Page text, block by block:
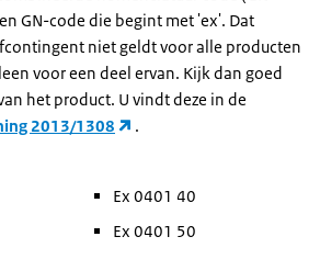
GN-code die begint met 'ex'. Dat
niet geldt voor alle producten
voor een deel ervan. Kijk dan goed
het product. U vindt deze in de
2013/1308 .
Ex 0401 40
Ex 0401 50